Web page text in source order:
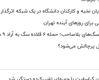
نخبه و کارکنان دانشگاه در یک شبکه‌ اثرگذار
روزهای آینده تهران
حمله ۶ قلاده سگ به آراد ۹ ساله
پرچالش می‌شود؟